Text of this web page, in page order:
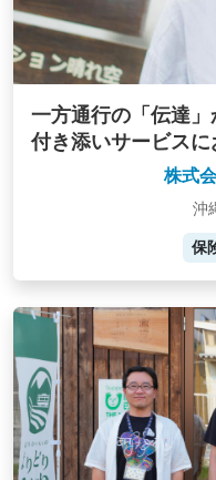
一方通行の「伝達
付き添いサービス
株式
沖
保